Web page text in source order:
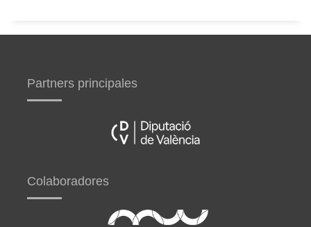
Partners principales
Colaboradores